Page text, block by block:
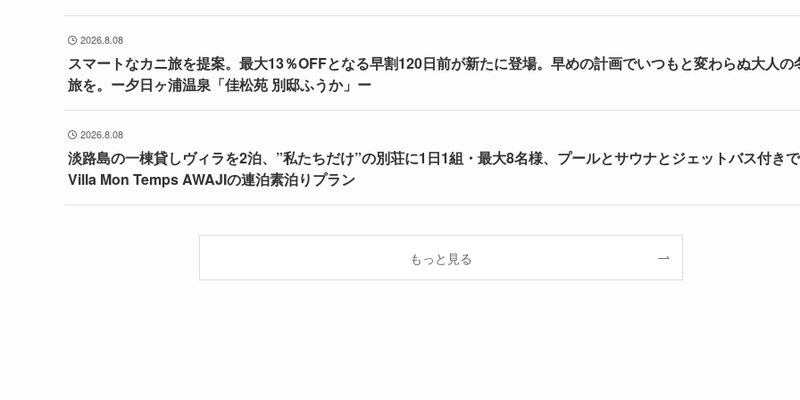
2026.8.08
スマートなカニ旅を提案。最大13％OFFとなる早割120日前が新たに登場。早めの計画でいつもと変わらぬ大人の
旅を。ー夕日ヶ浦温泉「佳松苑 別邸ふうか」ー
2026.8.08
淡路島の一棟貸しヴィラを2泊、”私たちだけ”の別荘に1日1組・最大8名様、プールとサウナとジェットバス付きで
Villa Mon Temps AWAJIの連泊素泊りプラン
もっと見る